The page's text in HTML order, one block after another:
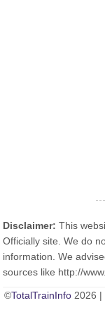
Disclaimer: This
Officially site. We do
information. We
sources like http://
©TotalTrainInfo 2026 |